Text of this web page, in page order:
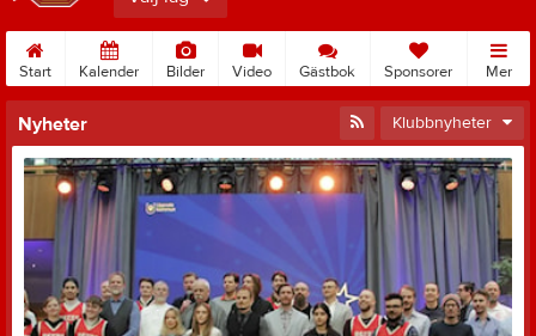
Start Kalender Bilder Video Gästbok Sponsorer Mer
Nyheter Klubbnyheter